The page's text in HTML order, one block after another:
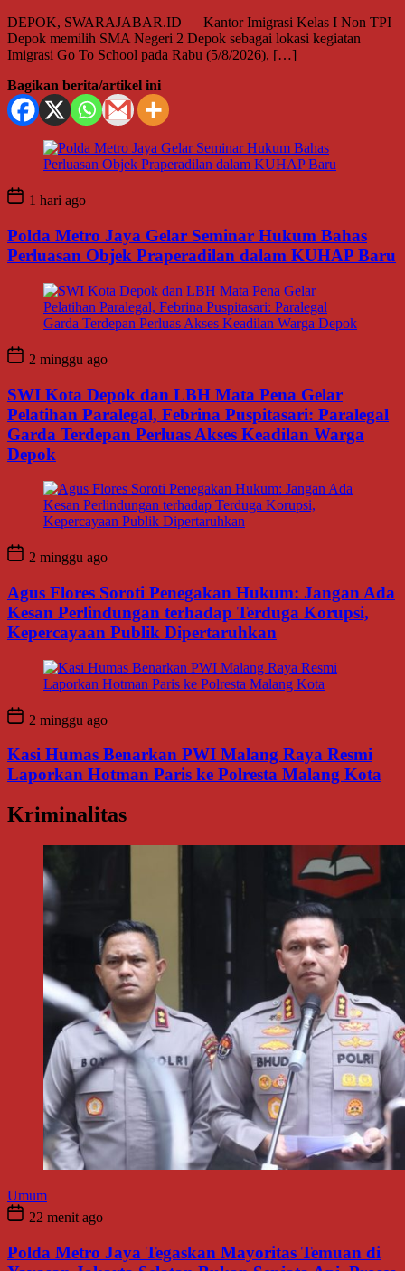
DEPOK, SWARAJABAR.ID — Kantor Imigrasi Kelas I Non TPI
Depok memilih SMA Negeri 2 Depok sebagai lokasi kegiatan
Imigrasi Go To School pada Rabu (5/8/2026), […]
Bagikan berita/artikel ini
1 hari ago
Polda Metro Jaya Gelar Seminar Hukum Bahas
Perluasan Objek Praperadilan dalam KUHAP Baru
2 minggu ago
SWI Kota Depok dan LBH Mata Pena Gelar
Pelatihan Paralegal, Febrina Puspitasari: Paralegal
Garda Terdepan Perluas Akses Keadilan Warga
Depok
2 minggu ago
Agus Flores Soroti Penegakan Hukum: Jangan Ada
Kesan Perlindungan terhadap Terduga Korupsi,
Kepercayaan Publik Dipertaruhkan
2 minggu ago
Kasi Humas Benarkan PWI Malang Raya Resmi
Laporkan Hotman Paris ke Polresta Malang Kota
Kriminalitas
Umum
22 menit ago
Polda Metro Jaya Tegaskan Mayoritas Temuan di